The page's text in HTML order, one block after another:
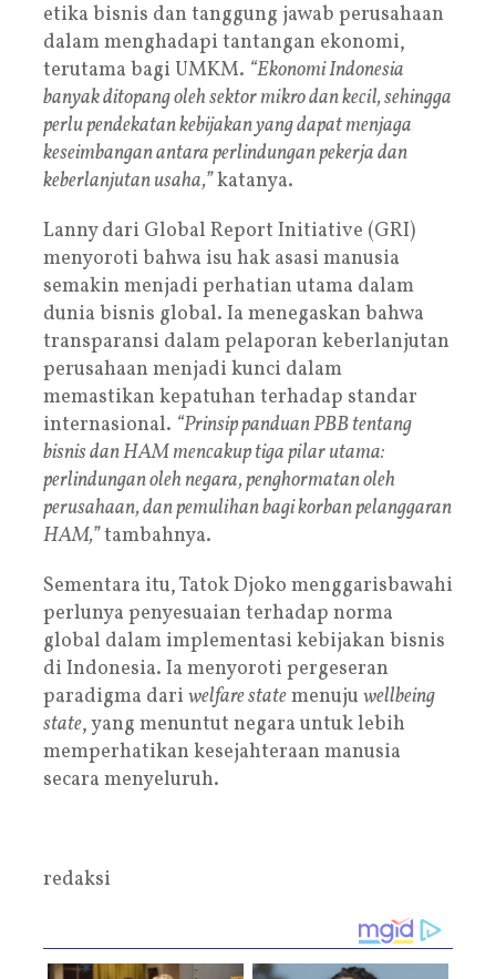
etika bisnis dan tanggung jawab perusahaan
dalam menghadapi tantangan ekonomi,
terutama bagi UMKM. “Ekonomi Indonesia
banyak ditopang oleh sektor mikro dan kecil, sehingga
perlu pendekatan kebijakan yang dapat menjaga
keseimbangan antara perlindungan pekerja dan
keberlanjutan usaha,”katanya.
Lanny dari Global Report Initiative (GRI)
menyoroti bahwa isu hak asasi manusia
semakin menjadi perhatian utama dalam
dunia bisnis global. Ia menegaskan bahwa
transparansi dalam pelaporan keberlanjutan
perusahaan menjadi kunci dalam
memastikan kepatuhan terhadap standar
internasional. “Prinsip panduan PBB tentang
bisnis dan HAM mencakup tiga pilar utama:
perlindungan oleh negara, penghormatan oleh
perusahaan, dan pemulihan bagi korban pelanggaran
HAM,”tambahnya.
Sementara itu, Tatok Djoko menggarisbawahi
perlunya penyesuaian terhadap norma
global dalam implementasi kebijakan bisnis
di Indonesia. Ia menyoroti pergeseran
paradigma dari welfare statemenuju wellbeing
state, yang menuntut negara untuk lebih
memperhatikan kesejahteraan manusia
secara menyeluruh.
redaksi